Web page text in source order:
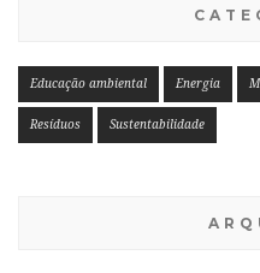
Educação ambiental Energia
Resíduos Sustentabilidade